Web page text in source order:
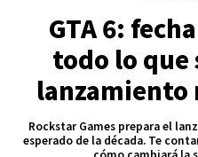
GTA 6:
todo lo que
lanzamiento
Rockstar Games prepara el
esperado de la década. Te
cómo cambiará la